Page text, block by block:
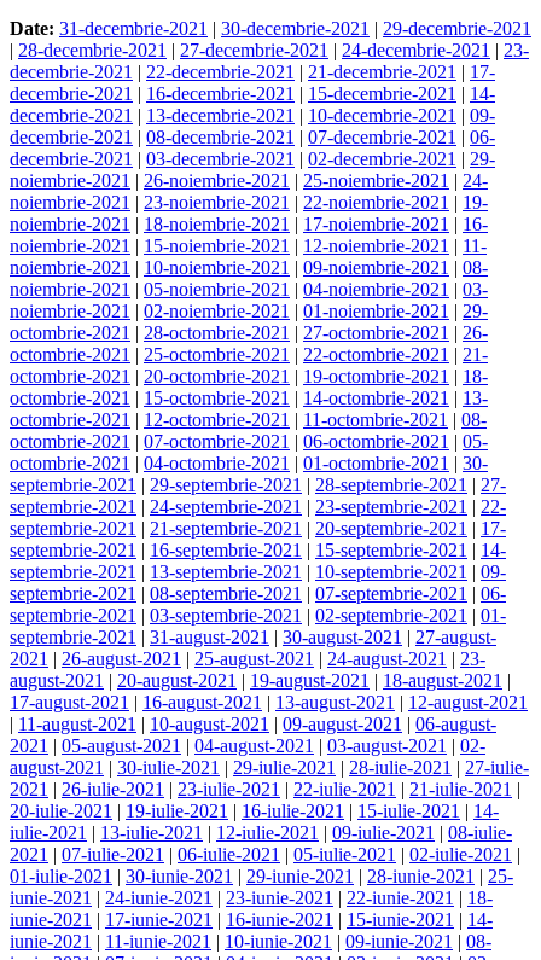
Date: 31-decembrie-2021 | 30-decembrie-2021 | 29-decembrie-2021
| 28-decembrie-2021 | 27-decembrie-2021 | 24-decembrie-2021 | 23-
decembrie-2021 | 22-decembrie-2021 | 21-decembrie-2021 | 17-
decembrie-2021 | 16-decembrie-2021 | 15-decembrie-2021 | 14-
decembrie-2021 | 13-decembrie-2021 | 10-decembrie-2021 | 09-
decembrie-2021 | 08-decembrie-2021 | 07-decembrie-2021 | 06-
decembrie-2021 | 03-decembrie-2021 | 02-decembrie-2021 | 29-
noiembrie-2021 | 26-noiembrie-2021 | 25-noiembrie-2021 | 24-
noiembrie-2021 | 23-noiembrie-2021 | 22-noiembrie-2021 | 19-
noiembrie-2021 | 18-noiembrie-2021 | 17-noiembrie-2021 | 16-
noiembrie-2021 | 15-noiembrie-2021 | 12-noiembrie-2021 | 11-
noiembrie-2021 | 10-noiembrie-2021 | 09-noiembrie-2021 | 08-
noiembrie-2021 | 05-noiembrie-2021 | 04-noiembrie-2021 | 03-
noiembrie-2021 | 02-noiembrie-2021 | 01-noiembrie-2021 | 29-
octombrie-2021 | 28-octombrie-2021 | 27-octombrie-2021 | 26-
octombrie-2021 | 25-octombrie-2021 | 22-octombrie-2021 | 21-
octombrie-2021 | 20-octombrie-2021 | 19-octombrie-2021 | 18-
octombrie-2021 | 15-octombrie-2021 | 14-octombrie-2021 | 13-
octombrie-2021 | 12-octombrie-2021 | 11-octombrie-2021 | 08-
octombrie-2021 | 07-octombrie-2021 | 06-octombrie-2021 | 05-
octombrie-2021 | 04-octombrie-2021 | 01-octombrie-2021 | 30-
septembrie-2021 | 29-septembrie-2021 | 28-septembrie-2021 | 27-
septembrie-2021 | 24-septembrie-2021 | 23-septembrie-2021 | 22-
septembrie-2021 | 21-septembrie-2021 | 20-septembrie-2021 | 17-
septembrie-2021 | 16-septembrie-2021 | 15-septembrie-2021 | 14-
septembrie-2021 | 13-septembrie-2021 | 10-septembrie-2021 | 09-
septembrie-2021 | 08-septembrie-2021 | 07-septembrie-2021 | 06-
septembrie-2021 | 03-septembrie-2021 | 02-septembrie-2021 | 01-
septembrie-2021 | 31-august-2021 | 30-august-2021 | 27-august-
2021 | 26-august-2021 | 25-august-2021 | 24-august-2021 | 23-
august-2021 | 20-august-2021 | 19-august-2021 | 18-august-2021 |
17-august-2021 | 16-august-2021 | 13-august-2021 | 12-august-2021
| 11-august-2021 | 10-august-2021 | 09-august-2021 | 06-august-
2021 | 05-august-2021 | 04-august-2021 | 03-august-2021 | 02-
august-2021 | 30-iulie-2021 | 29-iulie-2021 | 28-iulie-2021 | 27-iulie-
2021 | 26-iulie-2021 | 23-iulie-2021 | 22-iulie-2021 | 21-iulie-2021 |
20-iulie-2021 | 19-iulie-2021 | 16-iulie-2021 | 15-iulie-2021 | 14-
iulie-2021 | 13-iulie-2021 | 12-iulie-2021 | 09-iulie-2021 | 08-iulie-
2021 | 07-iulie-2021 | 06-iulie-2021 | 05-iulie-2021 | 02-iulie-2021 |
01-iulie-2021 | 30-iunie-2021 | 29-iunie-2021 | 28-iunie-2021 | 25-
iunie-2021 | 24-iunie-2021 | 23-iunie-2021 | 22-iunie-2021 | 18-
iunie-2021 | 17-iunie-2021 | 16-iunie-2021 | 15-iunie-2021 | 14-
iunie-2021 | 11-iunie-2021 | 10-iunie-2021 | 09-iunie-2021 | 08-